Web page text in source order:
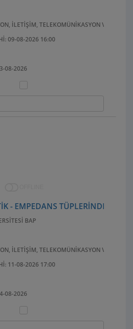
ILETIŞIM, TELEKOMÜNIKASYON VE ILGILI
09-08-2026 16:00
08-2026
- EMPEDANS TÜPLERINDE
BAP
ILETIŞIM, TELEKOMÜNIKASYON VE ILGILI
11-08-2026 17:00
08-2026